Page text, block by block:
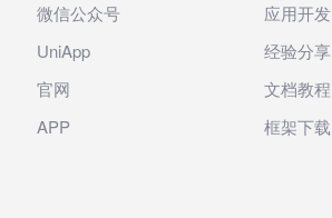
微信公众号
UniApp
官网
APP
应用开发
经验分享
文档教程
框架下载